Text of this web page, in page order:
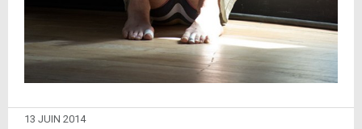
13 JUIN 2014